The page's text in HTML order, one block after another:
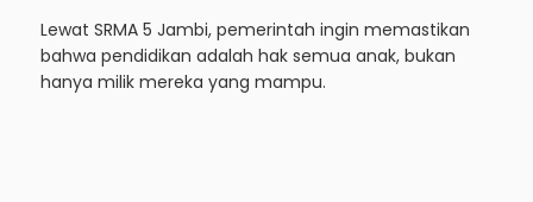
Lewat SRMA 5 Jambi, pemerintah ingin memastikan
bahwa pendidikan adalah hak semua anak, bukan
hanya milik mereka yang mampu.